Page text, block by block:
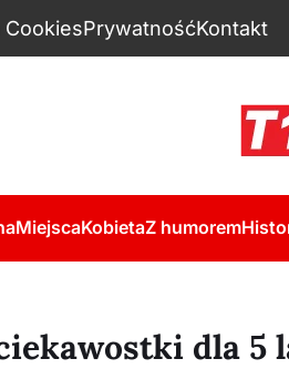
CookiesPrywatnośćKontakt
MiejscaKobietaZ humorem
dla 5